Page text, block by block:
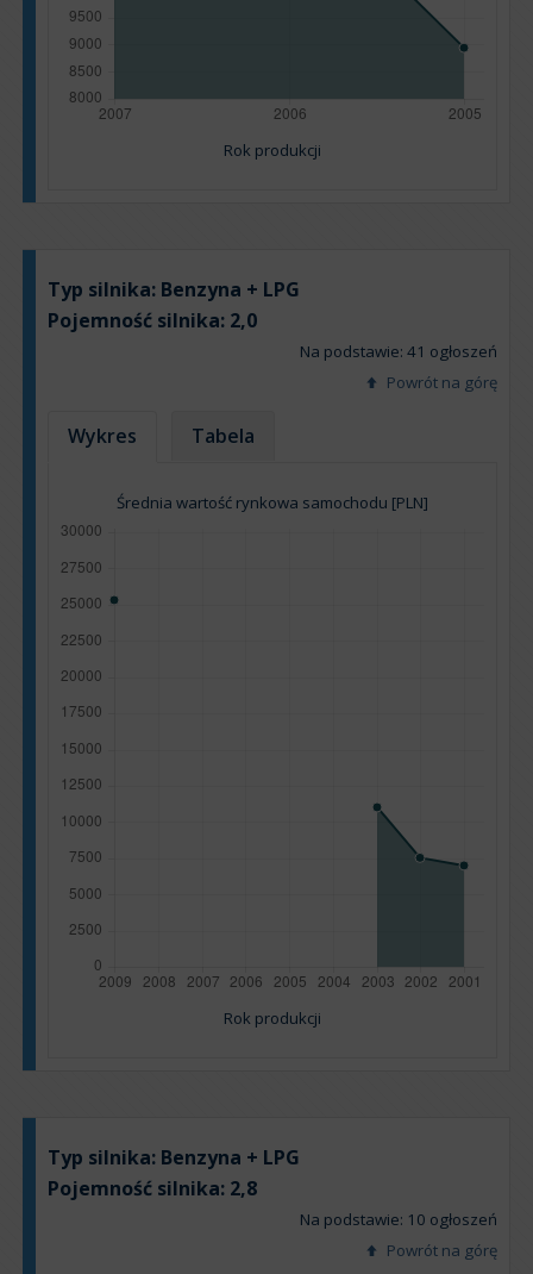
Rok produkcji
Typ silnika: Benzyna + LPG
Pojemność silnika: 2,0
Na podstawie: 41 ogłoszeń
Powrót na górę
Wykres Tabela
Średnia wartość rynkowa samochodu [PLN]
Rok produkcji
Typ silnika: Benzyna + LPG
Pojemność silnika: 2,8
Na podstawie: 10 ogłoszeń
Powrót na górę